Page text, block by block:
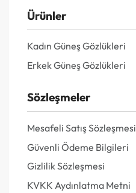
Ürünler
Kadın Güneş Gözlükleri
Erkek Güneş Gözlükleri
Sözleşmeler
Mesafeli Satış Sözleşmesi
Güvenli Ödeme Bilgileri
Gizlilik Sözleşmesi
KVKK Aydınlatma Metni